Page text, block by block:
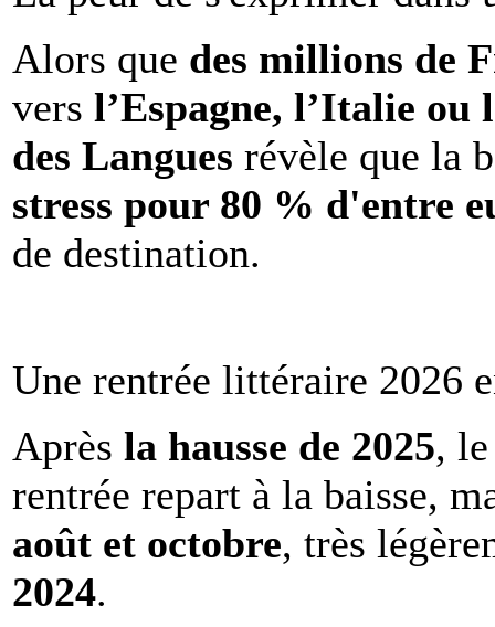
Alors que des millions de
vers l’Espagne, l’Italie ou
des Langues révèle que la
stress pour 80 % d'entre
de destination.
Une rentrée littéraire 2026
Après la hausse de 2025,
rentrée repart à la baisse,
août et octobre, très
2024.